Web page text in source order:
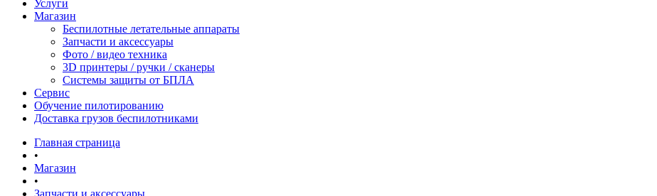
Услуги
Магазин
Беспилотные летательные аппараты
Запчасти и аксессуары
Фото / видео техника
3D принтеры / ручки / сканеры
Системы защиты от БПЛА
Сервис
Обучение пилотированию
Доставка грузов беспилотниками
Главная страница
•
Магазин
•
Запчасти и аксессуары